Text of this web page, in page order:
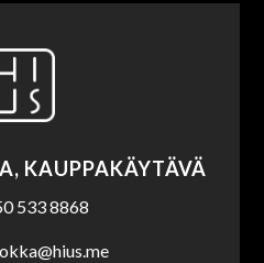
KAUPPAKÄYTÄVÄ
533 8868